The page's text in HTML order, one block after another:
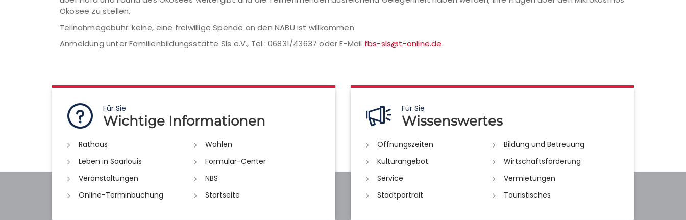
Ökosee zu stellen.
Teilnahmegebühr: keine, eine freiwillige Spende an den NABU ist willkommen
Anmeldung unter Familienbildungsstätte Sls e.V., Tel.: 06831/43637 oder E-Mail fbs-sls@t-online.de.
Für Sie
Wichtige Informationen
Rathaus
Wahlen
Leben in Saarlouis
Formular-Center
Veranstaltungen
NBS
Online-Terminbuchung
Startseite
Für Sie
Wissenswertes
Öffnungszeiten
Bildung und Betreuung
Kulturangebot
Wirtschaftsförderung
Service
Vermietungen
Stadtportrait
Touristisches